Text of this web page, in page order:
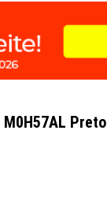
Preto